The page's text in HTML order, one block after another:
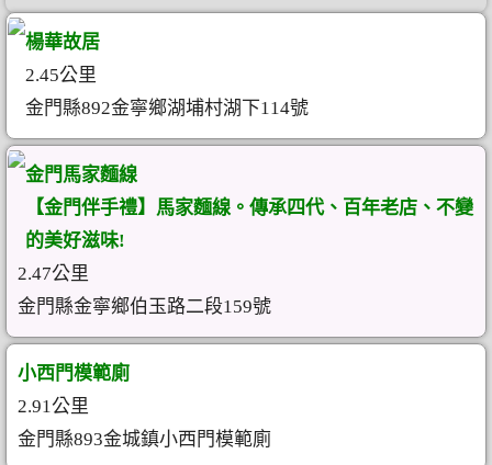
楊華故居
2.45公里
金門縣892金寧鄉湖埔村湖下114號
金門馬家麵線
【金門伴手禮】馬家麵線。傳承四代、百年老店、不變
的美好滋味!
2.47公里
金門縣金寧鄉伯玉路二段159號
小西門模範廁
2.91公里
金門縣893金城鎮小西門模範廁